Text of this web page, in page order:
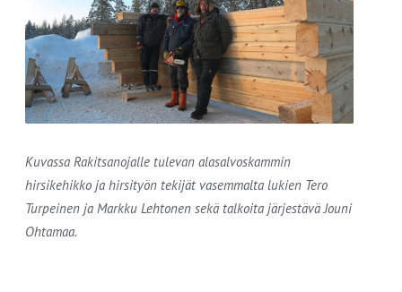
Kuvassa Rakitsanojalle tulevan alasalvoskammin
hirsikehikko ja hirsityön tekijät vasemmalta lukien Tero
Turpeinen ja Markku Lehtonen sekä talkoita järjestävä Jouni
Ohtamaa.